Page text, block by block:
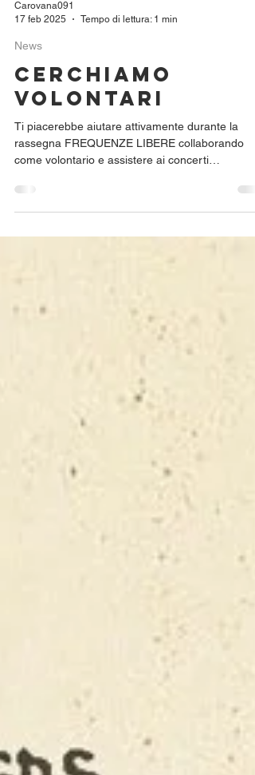
17 feb 2025
Tempo di lettura: 1 min
News
Cerchiamo
volontari
Ti piacerebbe aiutare attivamente durante la
gratuitamente?